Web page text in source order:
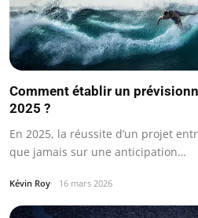
Comment établir un
2025 ?
En 2025, la réussite d’un projet
que jamais sur une anticipation…
Kévin Roy 16 mars 2026